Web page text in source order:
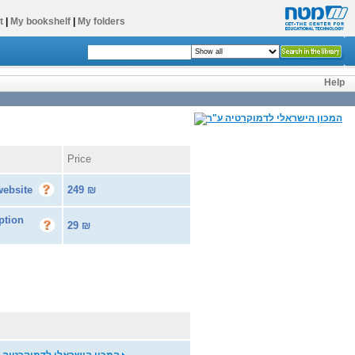
My bookshelf My folders
Help
Price
249 ₪
29 ₪